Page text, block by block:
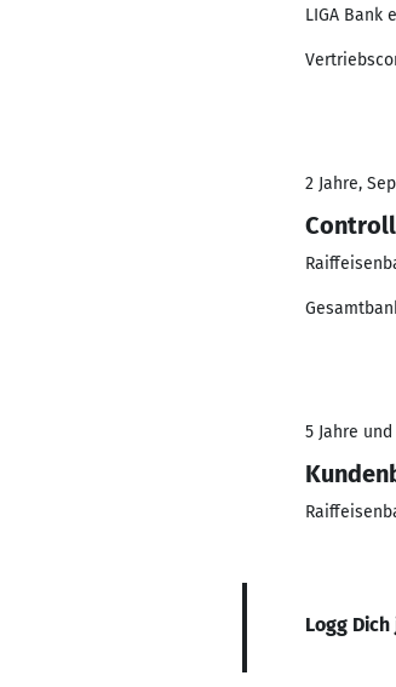
LIGA Bank
2 Jahre,
5 Jahre
Logg